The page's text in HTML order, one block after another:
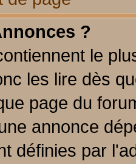
?
le
les lire dès
page du
annonce
définies par